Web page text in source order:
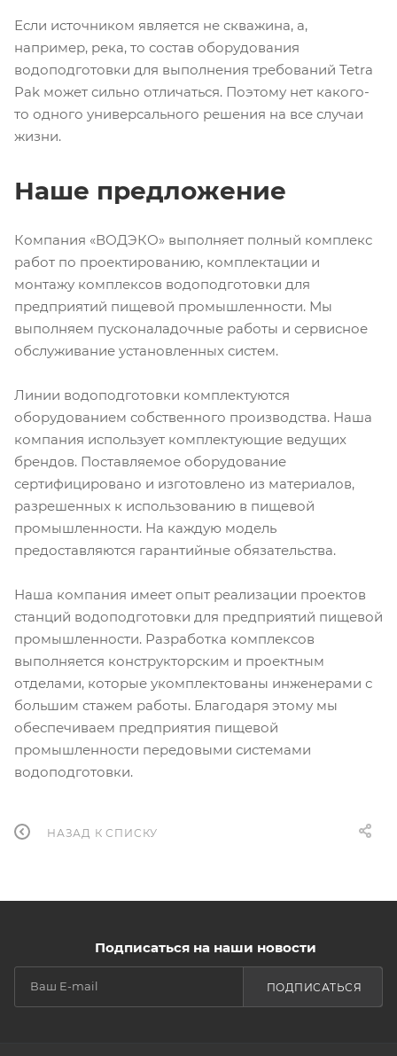
Если источником является не скважина, а,
например, река, то состав оборудования
водоподготовки для выполнения требований Tetra
Pak может сильно отличаться. Поэтому нет какого-
то одного универсального решения на все случаи
жизни.
Наше предложение
Компания «ВОДЭКО» выполняет полный комплекс
работ по проектированию, комплектации и
монтажу комплексов водоподготовки для
предприятий пищевой промышленности. Мы
выполняем пусконаладочные работы и сервисное
обслуживание установленных систем.
Линии водоподготовки комплектуются
оборудованием собственного производства. Наша
компания использует комплектующие ведущих
брендов. Поставляемое оборудование
сертифицировано и изготовлено из материалов,
разрешенных к использованию в пищевой
промышленности. На каждую модель
предоставляются гарантийные обязательства.
Наша компания имеет опыт реализации проектов
станций водоподготовки для предприятий пищевой
промышленности. Разработка комплексов
выполняется конструкторским и проектным
отделами, которые укомплектованы инженерами с
большим стажем работы. Благодаря этому мы
обеспечиваем предприятия пищевой
промышленности передовыми системами
водоподготовки.
НАЗАД К СПИСКУ
Подписаться на наши новости
ПОДПИСАТЬСЯ